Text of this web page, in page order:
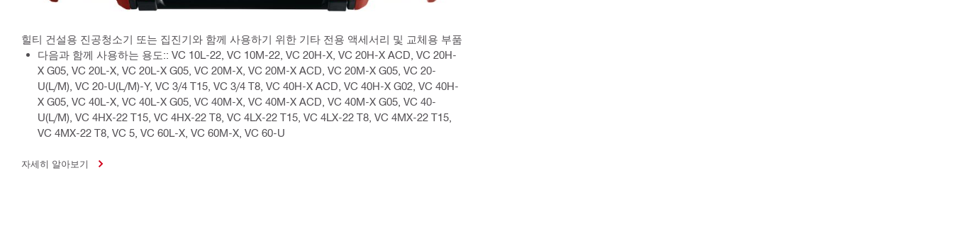
힐티 건설용 진공청소기 또는 집진기와 함께 사용하기 위한 기타 전용 액세서리 및 교체용 부품
다음과 함께 사용하는 용도:: VC 10L-22, VC 10M-22, VC 20H-X, VC 20H-X ACD, VC 20H-
X G05, VC 20L-X, VC 20L-X G05, VC 20M-X, VC 20M-X ACD, VC 20M-X G05, VC 20-
U(L/M), VC 20-U(L/M)-Y, VC 3/4 T15, VC 3/4 T8, VC 40H-X ACD, VC 40H-X G02, VC 40H-
X G05, VC 40L-X, VC 40L-X G05, VC 40M-X, VC 40M-X ACD, VC 40M-X G05, VC 40-
U(L/M), VC 4HX-22 T15, VC 4HX-22 T8, VC 4LX-22 T15, VC 4LX-22 T8, VC 4MX-22 T15,
VC 4MX-22 T8, VC 5, VC 60L-X, VC 60M-X, VC 60-U
자세히 알아보기